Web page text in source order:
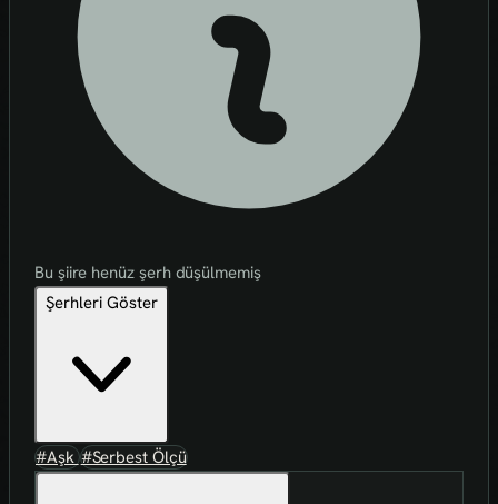
Bu şiire henüz şerh düşülmemiş
Şerhleri Göster
#Aşk#Serbest Ölçü